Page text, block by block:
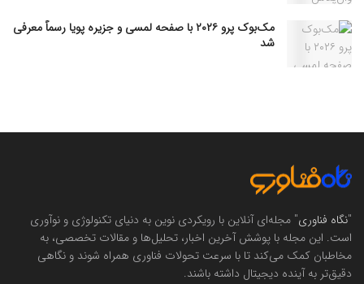
مک‌بوک پرو ۲۰۲۶ با صفحه لمسی و جزیره پویا رسماً معرفی
شد
"نگاه فناوری" مجله‌ای آنلاین با رویکردی نوین به دنیای تکنولوژی و نوآوری
است. این مجله با پوشش آخرین اخبار، تحلیل‌ها و مقالات تخصصی، به
مخاطبان کمک می‌کند تا با سرعت تحولات فناوری همراه شوند و نگاهی
دقیق‌تر به آینده دیجیتال داشته باشند.